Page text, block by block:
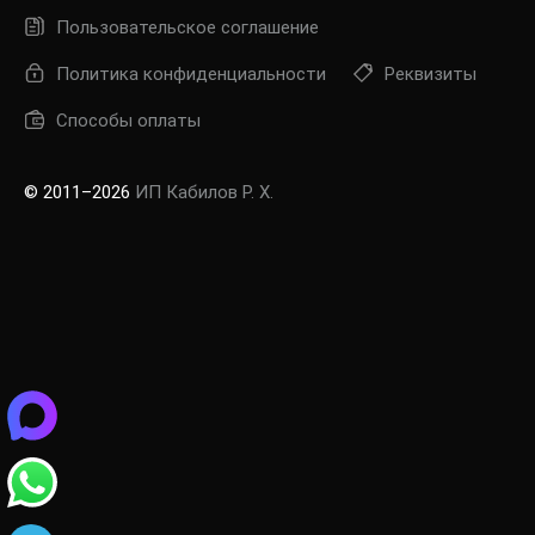
Пользовательское соглашение
Политика конфиденциальности Реквизиты
Способы оплаты
© 2011–2026 ИП Кабилов Р. Х.